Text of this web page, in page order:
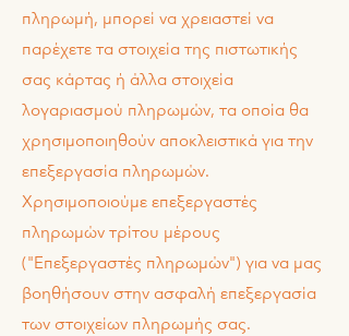
πληρωμή, μπορεί να χρειαστεί να
παρέχετε τα στοιχεία της πιστωτικής
σας κάρτας ή άλλα στοιχεία
λογαριασμού πληρωμών, τα οποία θα
χρησιμοποιηθούν αποκλειστικά για την
επεξεργασία πληρωμών.
Χρησιμοποιούμε επεξεργαστές
πληρωμών τρίτου μέρους
("Επεξεργαστές πληρωμών") για να μας
βοηθήσουν στην ασφαλή επεξεργασία
των στοιχείων πληρωμής σας.